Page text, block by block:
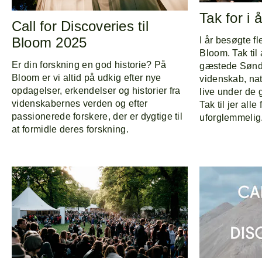
Call for Discoveries til
Bloom 2025
Er din forskning en god historie? På
Bloom er vi altid på udkig efter nye
opdagelser, erkendelser og historier fra
videnskabernes verden og efter
passionerede forskere, der er dygtige til
at formidle deres forskning.
Tak for i
I år besøgte
Bloom. Tak til
gæstede
videnskab,
live under de
Tak til jer alle